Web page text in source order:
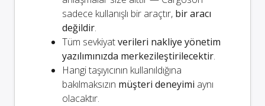
sadece kullanışlı bir araçtır, bir aracı
değildir.
Tüm sevkiyatverileri nakliye yönetim
yazılımınızda merkezileştirilecektir.
Hangi taşıyıcının kullanıldığına
bakılmaksızın müşteri deneyimi aynı
olacaktır.